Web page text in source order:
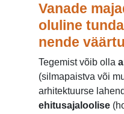
Vanade
oluline
nende
Tegemist võib olla
(silmapaistva või
arhitektuurse
ehitusajaloolise